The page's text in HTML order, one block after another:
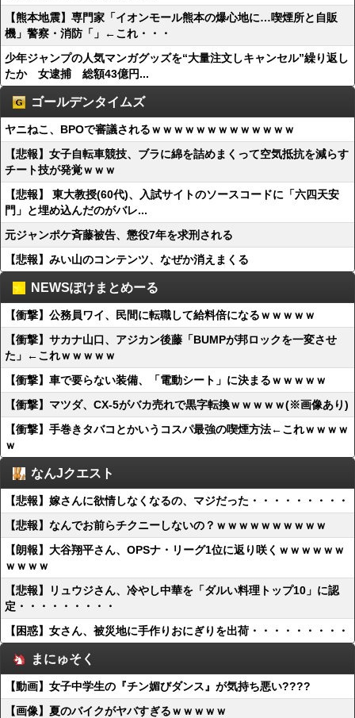
【熊本地震】専門家「イオンモール熊本の爆心地に…喫煙所と自販
機」警察・消防「」←これ・・・
少年ジャンプの人気マンガグッズを“大量注文しキャンセル”繰り返し
たか 女逮捕 総額43億円...
ゴールデンタイムズ
ヤニねこ、BPOで審議されるｗｗｗｗｗｗｗｗｗｗｗｗｗ
【悲報】女子自転車競技、ブラに綿を詰めまくって空気抵抗を減らす
チート技が発覚ｗｗｗ
【悲報】 東大教授(60代)、入試サイトのソースコードに「六四天安
門」と埋め込んだのがバレ...
元ジャンポケ斉藤被告、懲役7年を求刑される
【悲報】みい山のコンテンツ、なぜか消えまくる
NEWSぽけまとめーる
【衝撃】公務員ワイ、民間に転職して給料倍になるｗｗｗｗｗ
【衝撃】サカナ山口、アジカン後藤「BUMPが邦ロックを一変させ
た」←これｗｗｗｗｗ
【衝撃】車で要らない装備、「電動シート」に決まるｗｗｗｗｗ
【衝撃】マツダ、CX-5がバカ売れで黒字転換ｗｗｗｗｗ(※画像あり)
【衝撃】手巻きタバコとかいうコスパ最強の喫煙方法←これｗｗｗｗ
ｗ
なんJクエスト
【悲報】嫁さんに欲情しなくなるの、マジだった・・・・・・・・・
【悲報】なんでお前らチクニーしないの？ｗｗｗｗｗｗｗｗｗｗ
【朗報】大谷翔平さん、OPSナ・リーグ1位に返り咲くｗｗｗｗｗｗ
ｗｗｗｗ
【悲報】リュウジさん、冷やし中華を「ダルい料理トップ10」に認
定・・・・・・・・・
【困惑】女さん、被災地に手作りおにぎりを出荷・・・・・・・・・
まにゅそく
【動画】女子中学生の『チン媚びダンス』が気持ち悪い????
【画像】夏のバイクがヤバすぎるｗｗｗｗｗ